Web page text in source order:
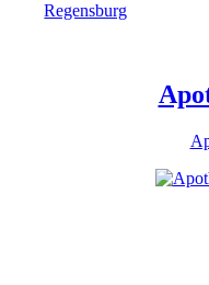
Regensburg